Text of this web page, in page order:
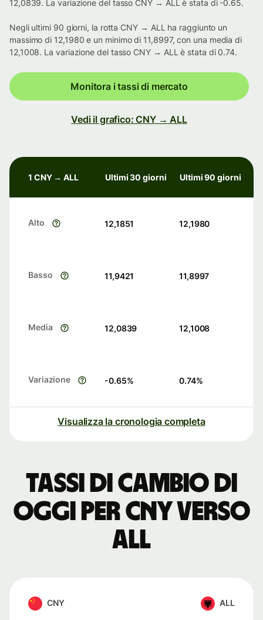
12,0839. La variazione del tasso CNY → ALL è stata di -0.65.
Negli ultimi 90 giorni, la rotta CNY → ALL ha raggiunto un
massimo di 12,1980 e un minimo di 11,8997, con una media di
12,1008. La variazione del tasso CNY → ALL è stata di 0.74.
Monitora i tassi di mercato
Vedi il grafico: CNY → ALL
1 CNY → ALL Ultimi 30 giorni Ultimi 90 giorni
Alto 12,1851 12,1980
Basso 11,9421 11,8997
Media 12,0839 12,1008
Variazione -0.65% 0.74%
Visualizza la cronologia completa
Tassi di cambio di
oggi per CNY verso
ALL
CNY ALL